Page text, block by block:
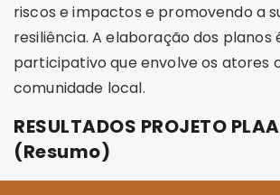
riscos e impactos e promovendo a
resiliência. A elaboração dos planos
participativo que envolve os atores
comunidade local.
RESULTADOS PROJETO
(Resumo)